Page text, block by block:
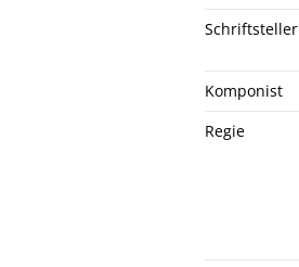
Schriftsteller
Komponist
Regie